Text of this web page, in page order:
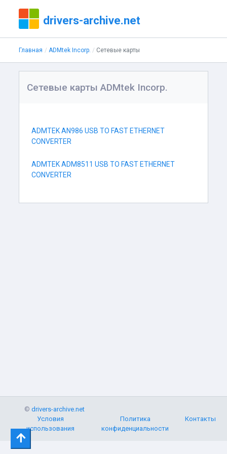
drivers-archive.net
Главная ADMtek Incorp. Сетевые карты
Сетевые карты ADMtek Incorp.
ADMTEK AN986 USB TO FAST ETHERNET
CONVERTER
ADMTEK ADM8511 USB TO FAST ETHERNET
CONVERTER
©drivers-archive.net
Условия
использования
Политика
конфиденциальности
Контакты